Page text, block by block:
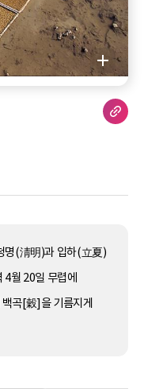
명(淸明)과 입하(立夏)
4월 20일 무렵에
곡[穀]을 기름지게